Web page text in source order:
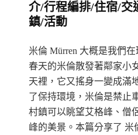
行
程/
機
票/
住
宿/
交
通/
介/行程編排/住宿/交
鎮/活動
米倫 Mürren 大概是我們
春天的米倫散發著鄰家小
天裡，它又搖身一變成滿
了保持環境，米倫是禁止
村鎮可以眺望艾格峰、僧
峰的美景。本篇分享了 米